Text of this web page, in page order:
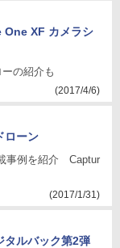
One XF カメラシ
の紹介も
(2017/4/6)
ローン
事例を紹介 Captur
(2017/1/31)
ルバック第2弾